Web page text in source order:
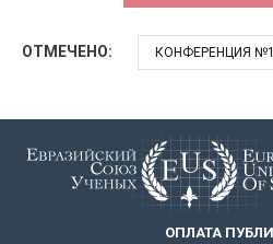
ОТМЕЧЕНО: КОНФЕРЕНЦИЯ
ОПЛАТА